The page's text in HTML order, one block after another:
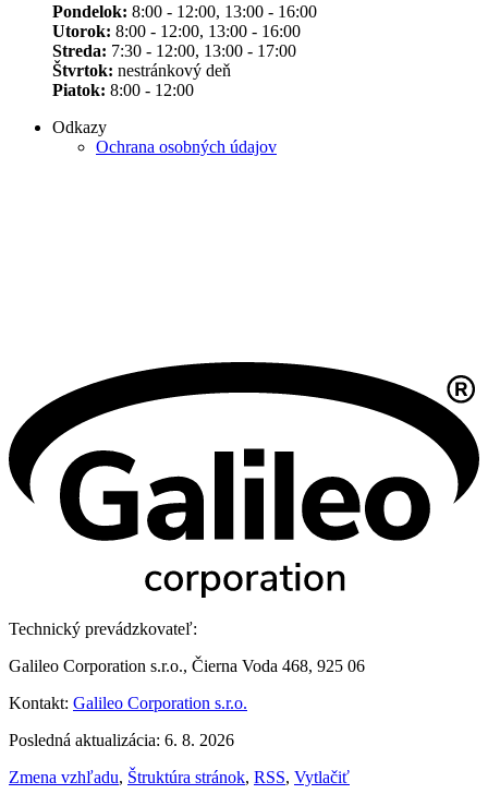
Pondelok: 8:00 - 12:00, 13:00 - 16:00
Utorok: 8:00 - 12:00, 13:00 - 16:00
Streda: 7:30 - 12:00, 13:00 - 17:00
Štvrtok: nestránkový deň
Piatok: 8:00 - 12:00
Odkazy
Ochrana osobných údajov
Technický prevádzkovateľ:
Galileo Corporation s.r.o., Čierna Voda 468, 925 06
Kontakt: Galileo Corporation s.r.o.
Posledná aktualizácia: 6. 8. 2026
Zmena vzhľadu, Štruktúra stránok, RSS, Vytlačiť